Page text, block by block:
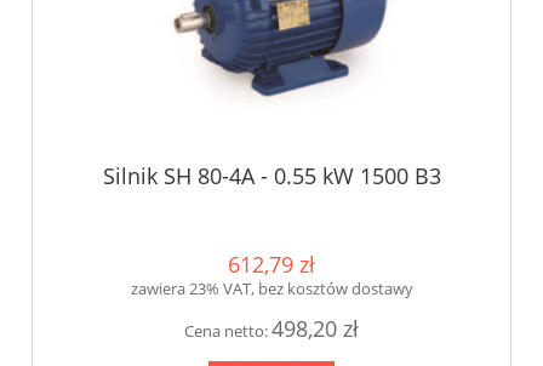
Silnik SH 80-4A - 0.55 kW 1500 B3
612,79 zł
zawiera 23% VAT, bez kosztów dostawy
Cena netto:498,20 zł